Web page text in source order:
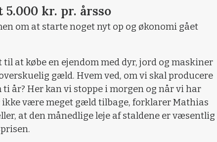
kr. pr. årsso
om at starte noget nyt op og økonomi gået
til at købe en ejendom med dyr, jord og maskiner
gæld. Hvem ved, om vi skal producere
år? Her kan vi stoppe i morgen og når vi har
ikke være meget gæld tilbage, forklarer Mathias
at den månedlige leje af staldene er væsentlig